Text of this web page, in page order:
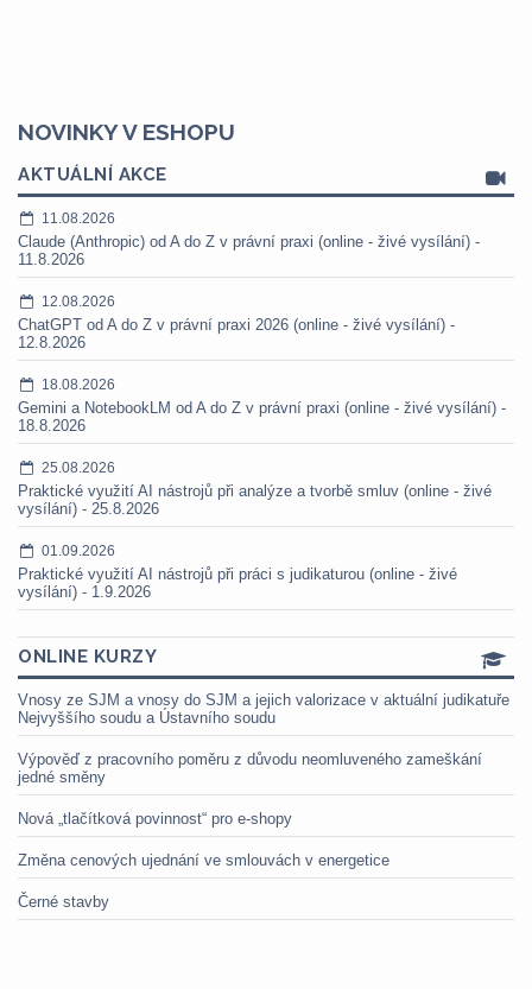
NOVINKY V ESHOPU
AKTUÁLNÍ AKCE
11.08.2026
Claude (Anthropic) od A do Z v právní praxi (online - živé vysílání) -
11.8.2026
12.08.2026
ChatGPT od A do Z v právní praxi 2026 (online - živé vysílání) -
12.8.2026
18.08.2026
Gemini a NotebookLM od A do Z v právní praxi (online - živé vysílání) -
18.8.2026
25.08.2026
Praktické využití AI nástrojů při analýze a tvorbě smluv (online - živé
vysílání) - 25.8.2026
01.09.2026
Praktické využití AI nástrojů při práci s judikaturou (online - živé
vysílání) - 1.9.2026
ONLINE KURZY
Vnosy ze SJM a vnosy do SJM a jejich valorizace v aktuální judikatuře
Nejvyššího soudu a Ústavního soudu
Výpověď z pracovního poměru z důvodu neomluveného zameškání
jedné směny
Nová „tlačítková povinnost“ pro e-shopy
Změna cenových ujednání ve smlouvách v energetice
Černé stavby